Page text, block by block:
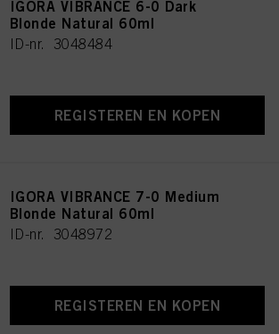
IGORA VIBRANCE 6-0 Dark
Blonde Natural 60ml
ID-nr. 3048484
REGISTEREN EN KOPEN
IGORA VIBRANCE 7-0 Medium
Blonde Natural 60ml
ID-nr. 3048972
REGISTEREN EN KOPEN